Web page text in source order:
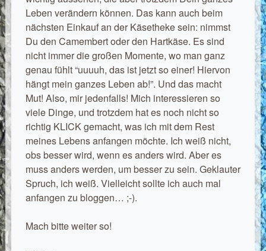
Leben verändern können. Das kann auch beim
nächsten Einkauf an der Käsetheke sein: nimmst
Du den Camembert oder den Hartkäse. Es sind
nicht immer die großen Momente, wo man ganz
genau fühlt “uuuuh, das ist jetzt so einer! Hiervon
hängt mein ganzes Leben ab!”. Und das macht
Mut! Also, mir jedenfalls! Mich interessieren so
viele Dinge, und trotzdem hat es noch nicht so
richtig KLICK gemacht, was ich mit dem Rest
meines Lebens anfangen möchte. Ich weiß nicht,
obs besser wird, wenn es anders wird. Aber es
muss anders werden, um besser zu sein. Geklauter
Spruch, ich weiß. Vielleicht sollte ich auch mal
anfangen zu bloggen… ;-).
Mach bitte weiter so!